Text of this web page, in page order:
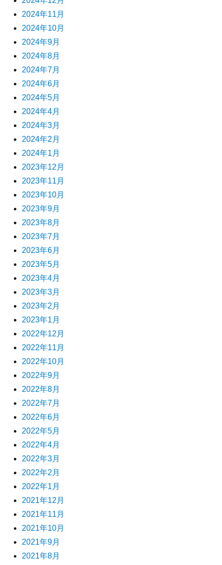
2024年11月
2024年10月
2024年9月
2024年8月
2024年7月
2024年6月
2024年5月
2024年4月
2024年3月
2024年2月
2024年1月
2023年12月
2023年11月
2023年10月
2023年9月
2023年8月
2023年7月
2023年6月
2023年5月
2023年4月
2023年3月
2023年2月
2023年1月
2022年12月
2022年11月
2022年10月
2022年9月
2022年8月
2022年7月
2022年6月
2022年5月
2022年4月
2022年3月
2022年2月
2022年1月
2021年12月
2021年11月
2021年10月
2021年9月
2021年8月